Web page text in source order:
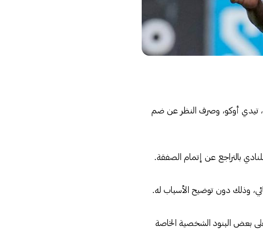
تيدي أوكو، وصرف النظر عن ضم
بالتراجع عن إتمام الصفقة.
وذلك دون توضيح الأسباب له.
بعض البنود الشخصية الخاصة